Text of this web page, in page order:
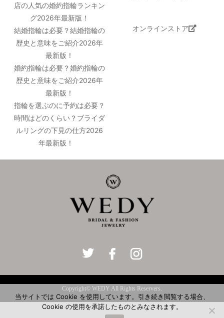
店の人気の婚約指輪ランキン
グ2026年最新版！
結婚指輪は必要？結婚指輪の
歴史と意味をご紹介2026年
最新版！
婚約指輪は必要？婚約指輪の
歴史と意味をご紹介2026年
最新版！
指輪を選ぶのに予約は必要？
時間はどのくらい？ブライダ
ルリングの下見の仕方2026
年最新版！
オンラインストア
Copyright© WEDY All Rights Reservers.
当サイトでは Cookie を使用しています。引き続き閲覧する場合、
Cookie の使用を承諾したものとみなされます。